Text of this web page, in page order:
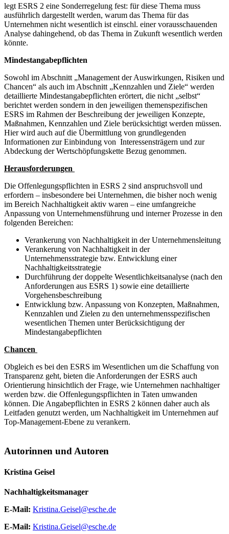
legt ESRS 2 eine Sonderregelung fest: für diese Thema muss
ausführlich dargestellt werden, warum das Thema für das
Unternehmen nicht wesentlich ist einschl. einer vorausschauenden
Analyse dahingehend, ob das Thema in Zukunft wesentlich werden
könnte.
Mindestangabepflichten
Sowohl im Abschnitt „Management der Auswirkungen, Risiken und
Chancen“ als auch im Abschnitt „Kennzahlen und Ziele“ werden
detaillierte Mindestangabepflichten erörtert, die nicht „selbst“
berichtet werden sondern in den jeweiligen themenspezifischen
ESRS im Rahmen der Beschreibung der jeweiligen Konzepte,
Maßnahmen, Kennzahlen und Ziele berücksichtigt werden müssen.
Hier wird auch auf die Übermittlung von grundlegenden
Informationen zur Einbindung von Interessensträgern und zur
Abdeckung der Wertschöpfungskette Bezug genommen.
Herausforderungen
Die Offenlegungspflichten in ESRS 2 sind anspruchsvoll und
erfordern – insbesondere bei Unternehmen, die bisher noch wenig
im Bereich Nachhaltigkeit aktiv waren – eine umfangreiche
Anpassung von Unternehmensführung und interner Prozesse in den
folgenden Bereichen:
Verankerung von Nachhaltigkeit in der Unternehmensleitung
Verankerung von Nachhaltigkeit in der
Unternehmensstrategie bzw. Entwicklung einer
Nachhaltigkeitsstrategie
Durchführung der doppelte Wesentlichkeitsanalyse (nach den
Anforderungen aus ESRS 1) sowie eine detaillierte
Vorgehensbeschreibung
Entwicklung bzw. Anpassung von Konzepten, Maßnahmen,
Kennzahlen und Zielen zu den unternehmensspezifischen
wesentlichen Themen unter Berücksichtigung der
Mindestangabepflichten
Chancen
Obgleich es bei den ESRS im Wesentlichen um die Schaffung von
Transparenz geht, bieten die Anforderungen der ESRS auch
Orientierung hinsichtlich der Frage, wie Unternehmen nachhaltiger
werden bzw. die Offenlegungspflichten in Taten umwanden
können. Die Angabepflichten in ESRS 2 können daher auch als
Leitfaden genutzt werden, um Nachhaltigkeit im Unternehmen auf
Top-Management-Ebene zu verankern.
Autorinnen und Autoren
Kristina Geisel
Nachhaltigkeitsmanager
E-Mail: Kristina.Geisel@esche.de
E-Mail: Kristina.Geisel@esche.de